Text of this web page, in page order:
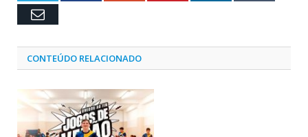
Email
CONTEÚDO RELACIONADO